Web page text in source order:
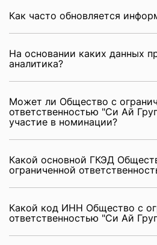
Как часто обновляется
На основании каких данных
аналитика?
Может ли Общество с
ответственностью "Си Ай
участие в номинации?
Какой основной ГКЭД
ограниченной
Какой код ИНН Общество с
ответственностью "Си Ай